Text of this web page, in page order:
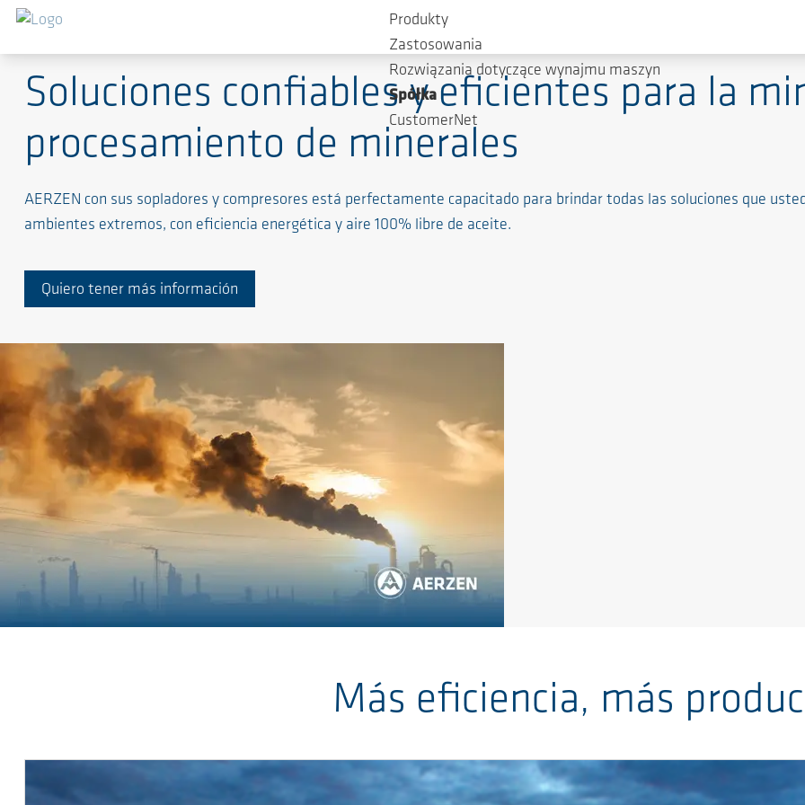
Soluciones confiables y eficientes para la
procesamiento de minerales
AERZEN con sus sopladores y compresores está perfectamente capacitado para brindar todas las soluciones que
ambientes extremos, con eficiencia energética y aire 100% libre de aceite.
Quiero tener más información
Produkty
Zastosowania
Rozwiązania dotyczące wynajmu maszyn
Spółka
CustomerNet
Más eficiencia, más